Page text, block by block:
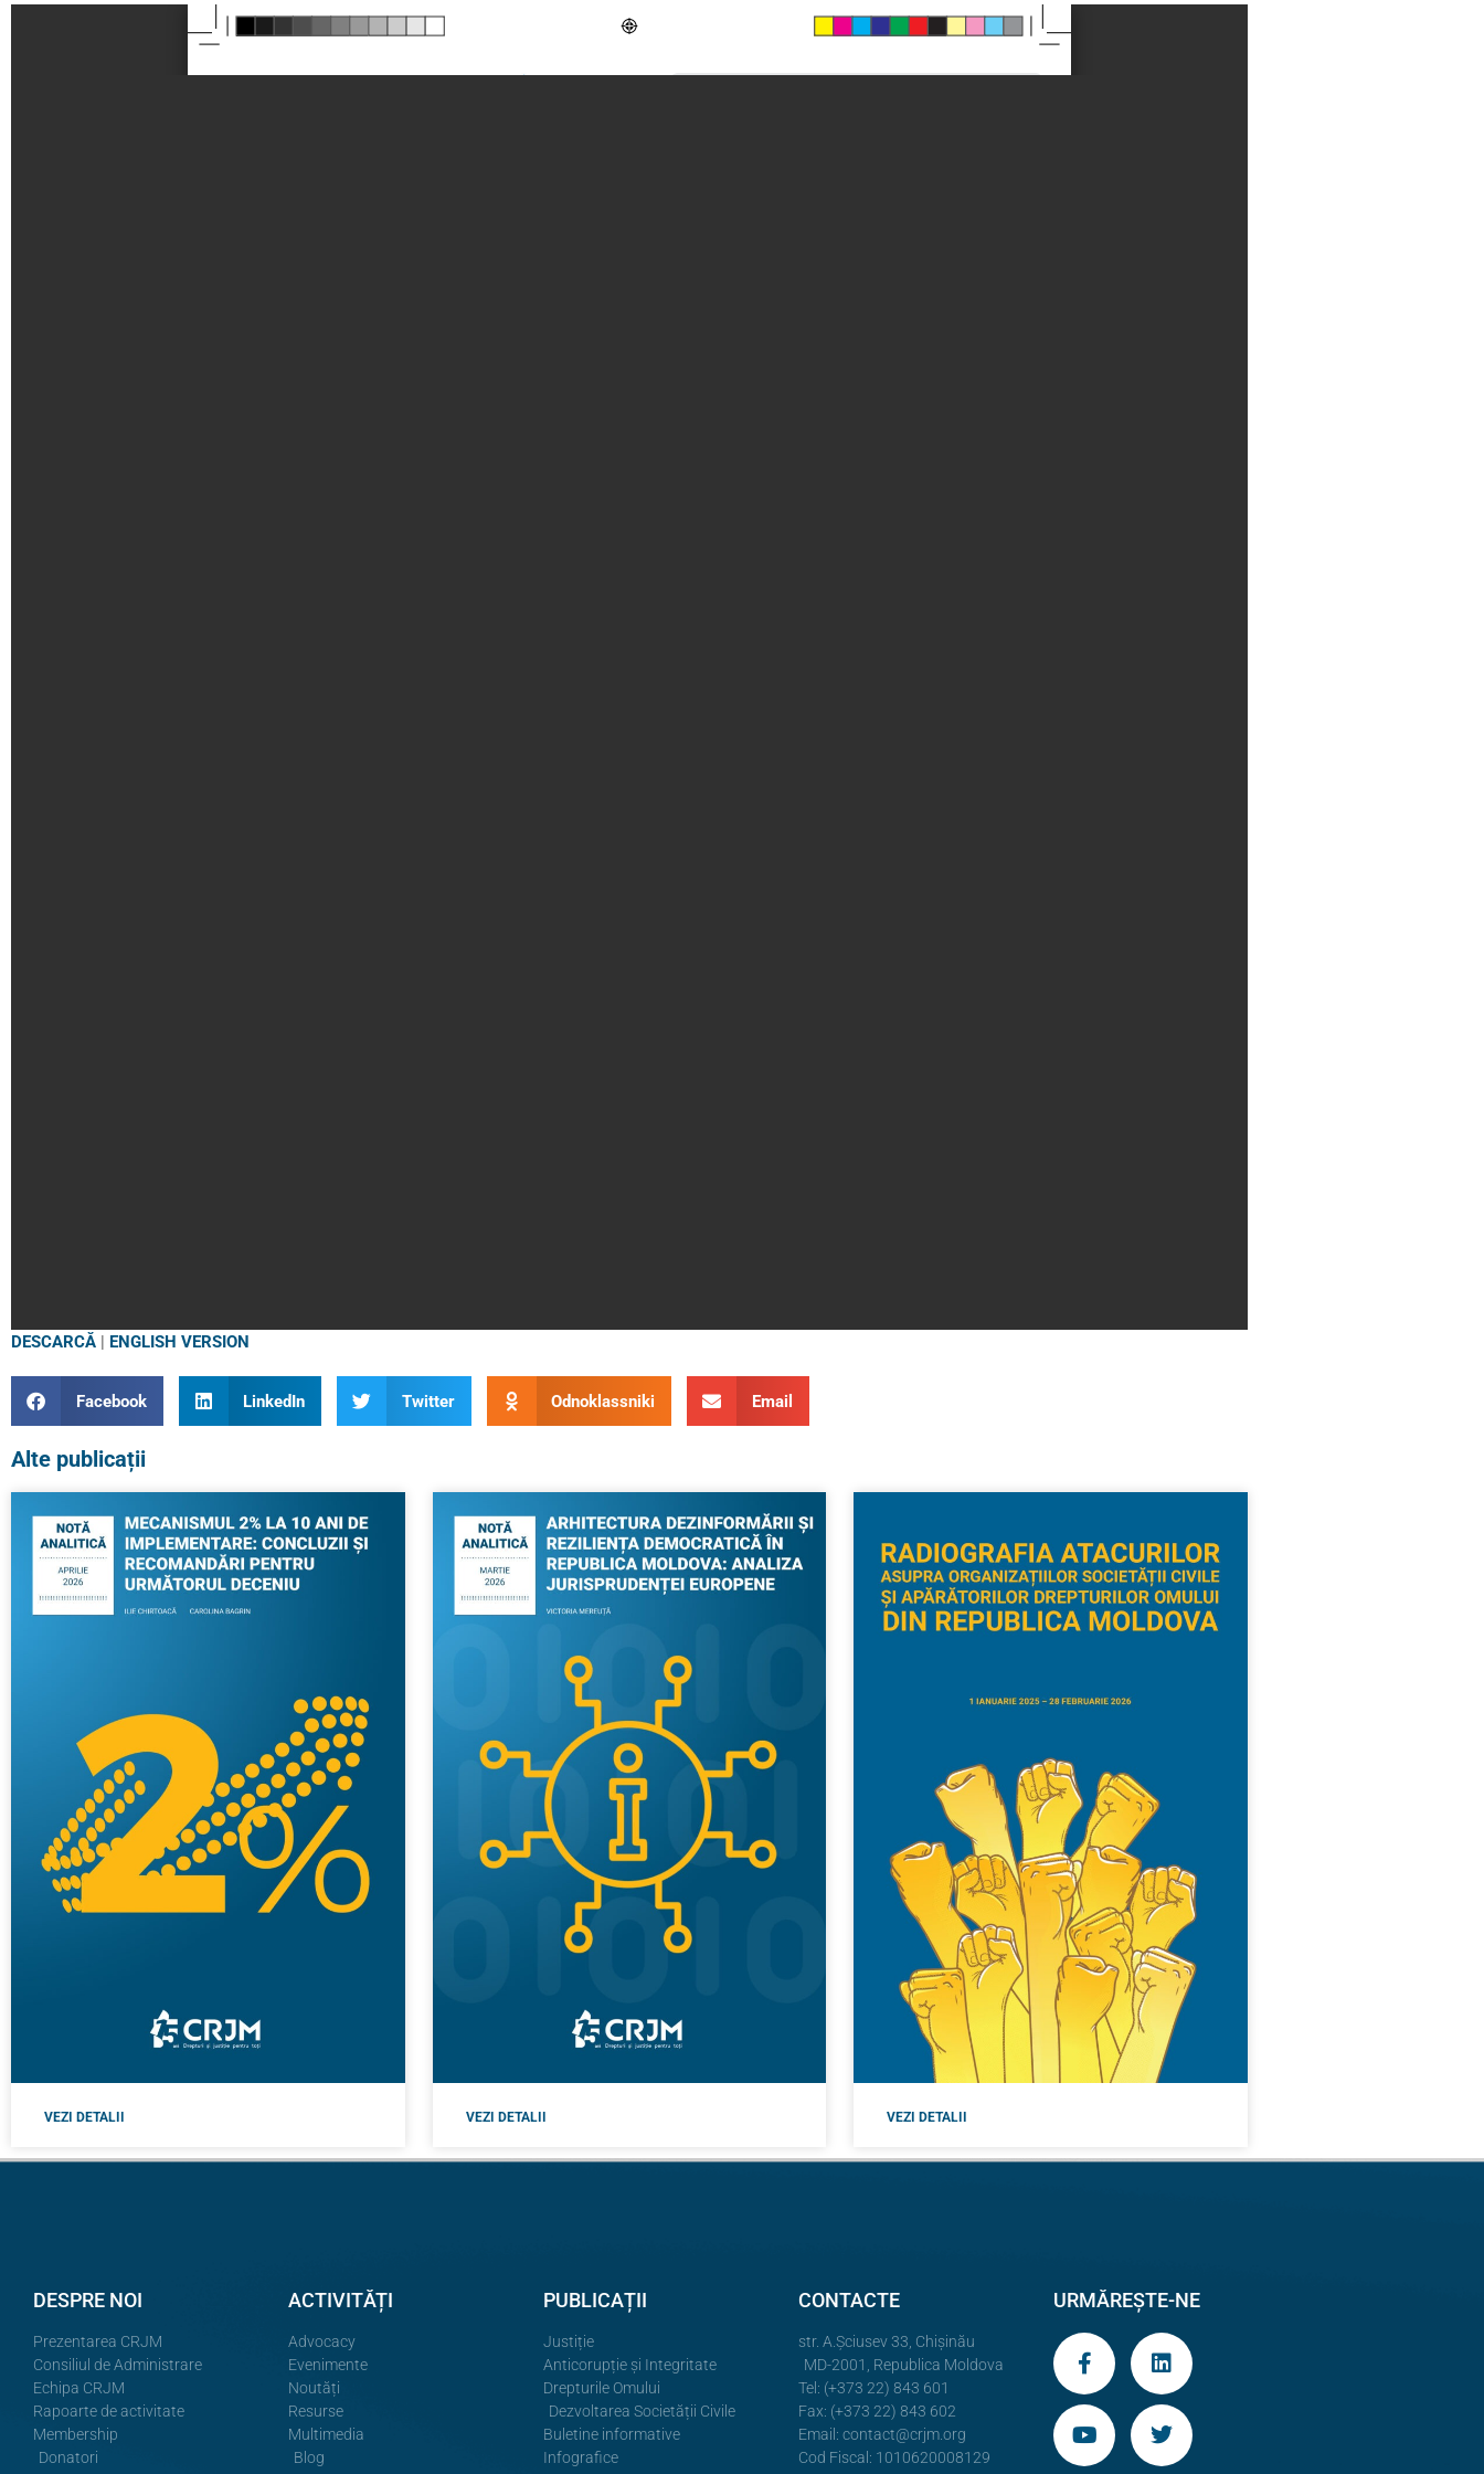
DESCARCĂ | ENGLISH VERSION
Facebook LinkedIn Twitter Odnoklassniki Email
Alte publicații
VEZI DETALII VEZI DETALII VEZI DETALII
DESPRE NOI
Prezentarea CRJM
Consiliul de Administrare
Echipa CRJM
Rapoarte de activitate
Membership
Donatori
ACTIVITĂȚI
Advocacy
Evenimente
Noutăți
Resurse
Multimedia
Blog
PUBLICAȚII
Justiție
Anticorupție și Integritate
Drepturile Omului
Dezvoltarea Societății Civile
Buletine informative
Infografice
CONTACTE
str. A.Şciusev 33, Chișinău
MD-2001, Republica Moldova
Tel: (+373 22) 843 601
Fax: (+373 22) 843 602
Email: contact@crjm.org
Cod Fiscal: 1010620008129
URMĂREȘTE-NE